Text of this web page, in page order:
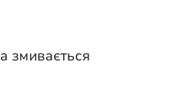
змивається